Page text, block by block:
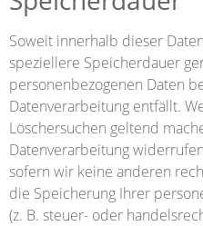
Soweit innerhalb dieser
speziellere Speicherdauer
personenbezogenen Daten
Datenverarbeitung entfällt.
Löschersuchen geltend
Datenverarbeitung
sofern wir keine anderen
die Speicherung Ihrer
(z. B. steuer- oder